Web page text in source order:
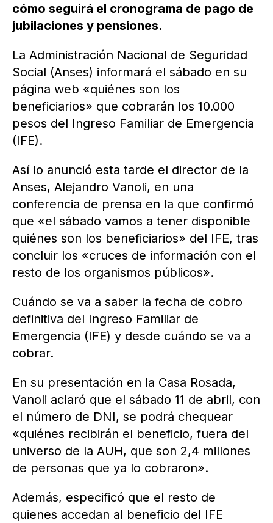
cómo seguirá el cronograma de pago de
jubilaciones y pensiones.
La Administración Nacional de Seguridad
Social (Anses) informará el sábado en su
página web «quiénes son los
beneficiarios» que cobrarán los 10.000
pesos del Ingreso Familiar de Emergencia
(IFE).
Así lo anunció esta tarde el director de la
Anses, Alejandro Vanoli, en una
conferencia de prensa en la que confirmó
que «el sábado vamos a tener disponible
quiénes son los beneficiarios» del IFE, tras
concluir los «cruces de información con el
resto de los organismos públicos».
Cuándo se va a saber la fecha de cobro
definitiva del Ingreso Familiar de
Emergencia (IFE) y desde cuándo se va a
cobrar.
En su presentación en la Casa Rosada,
Vanoli aclaró que el sábado 11 de abril, con
el número de DNI, se podrá chequear
«quiénes recibirán el beneficio, fuera del
universo de la AUH, que son 2,4 millones
de personas que ya lo cobraron».
Además, especificó que el resto de
quienes accedan al beneficio del IFE